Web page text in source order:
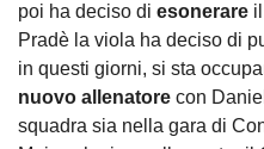
poi ha deciso di esonerare
Pradè la viola ha deciso di
in questi giorni, si sta
nuovo allenatore con
squadra sia nella gara di